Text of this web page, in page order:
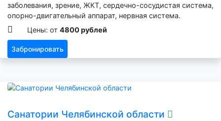
заболевания, зрение, ЖКТ, сердечно-сосудистая система,
опорно-двигательный аппарат, нервная система.
Цены: от 4800 рублей
Забронировать
Санатории Челябинской области